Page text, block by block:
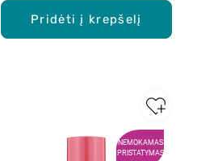
Pridėti į krepšelį
NEMOKAMAS
PRISTATYMAS